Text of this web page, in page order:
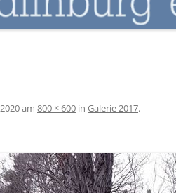
am 800 × 600 in Galerie 2017.